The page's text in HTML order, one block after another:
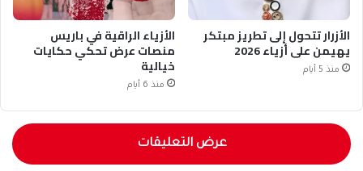
الأزرار تتحول إلى تطريز مبتكر
يهيمن على أزياء 2026
منذ 5 أيام
الأزياء الراقية في باريس
منصات عرض تحكي حكايات
خيالية
منذ 6 أيام
عرض التعليقات